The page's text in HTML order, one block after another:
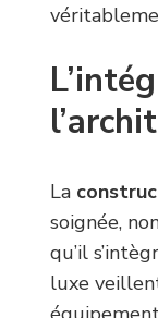
La
soignée,
qu’il
luxe